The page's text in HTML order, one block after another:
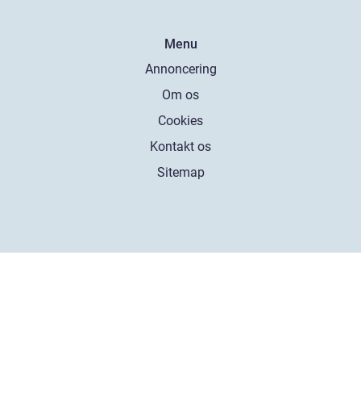
Menu
Annoncering
Om os
Cookies
Kontakt os
Sitemap